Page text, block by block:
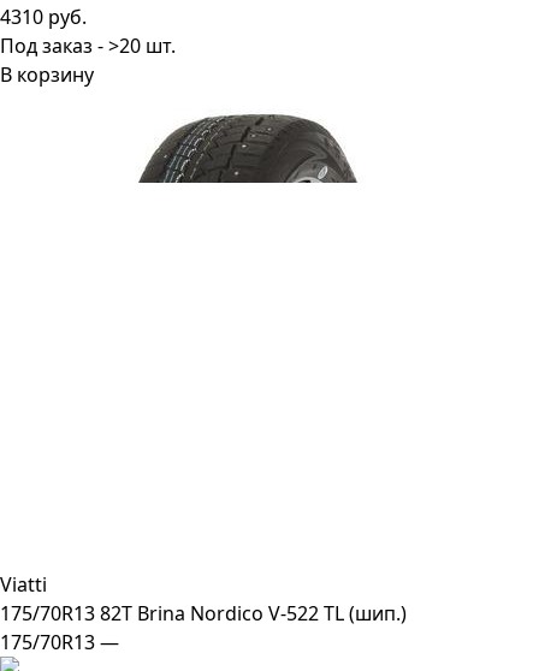
4310 руб.
Под заказ - >20 шт.
В корзину
Viatti
175/70R13 82T Brina Nordico V-522 TL (шип.)
175/70R13 —